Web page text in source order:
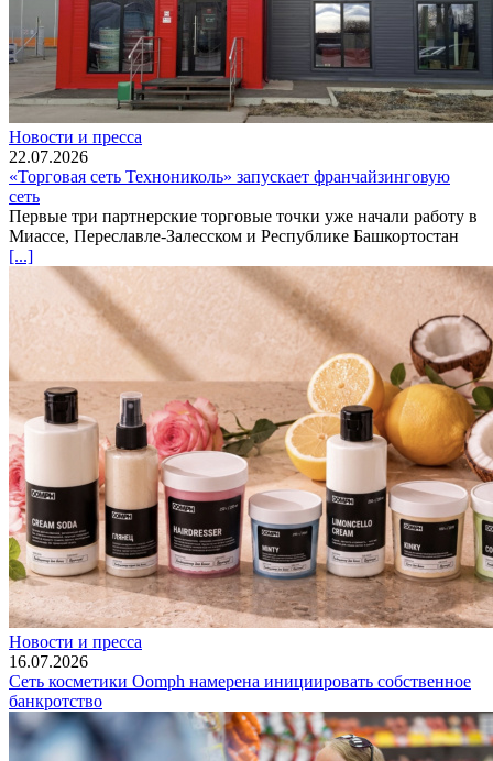
Новости и пресса
22.07.2026
«Торговая сеть Технониколь» запускает франчайзинговую
сеть
Первые три партнерские торговые точки уже начали работу в
Миассе, Переславле-Залесском и Республике Башкортостан
[...]
Новости и пресса
16.07.2026
Сеть косметики Oomph намерена инициировать собственное
банкротство